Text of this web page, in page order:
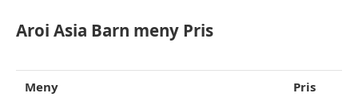
Aroi Asia Barn meny Pris
Meny Pris